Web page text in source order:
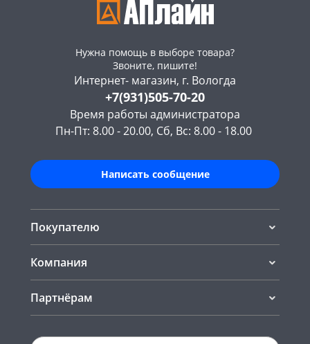
Нужна помощь в выборе товара?
Звоните, пишите!
Интернет- магазин, г. Вологда
+7(931)505-70-20
Время работы администратора
Пн-Пт: 8.00 - 20.00, Сб, Вс: 8.00 - 18.00
Написать сообщение
Покупателю
Компания
Партнёрам